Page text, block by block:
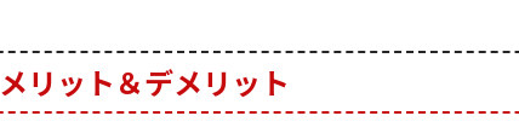
メリット＆デメリット